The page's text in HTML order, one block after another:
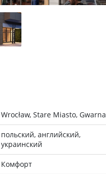
Wrocław, Stare Miasto, Gwarna
польский, английский,
украинский
Комфорт